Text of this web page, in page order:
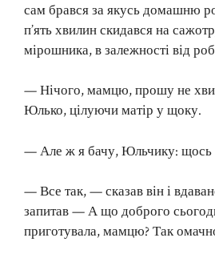
сам брався за якусь домашню
п’ять хвилин скидався на
мірошника, в залежності від
— Нічого, мамцю, прошу не
Юлько, цілуючи матір у щоку.
— Але ж я бачу, Юльчику: щось
— Все так, — сказав він і
запитав — А що доброго
приготувала, мамцю? Так